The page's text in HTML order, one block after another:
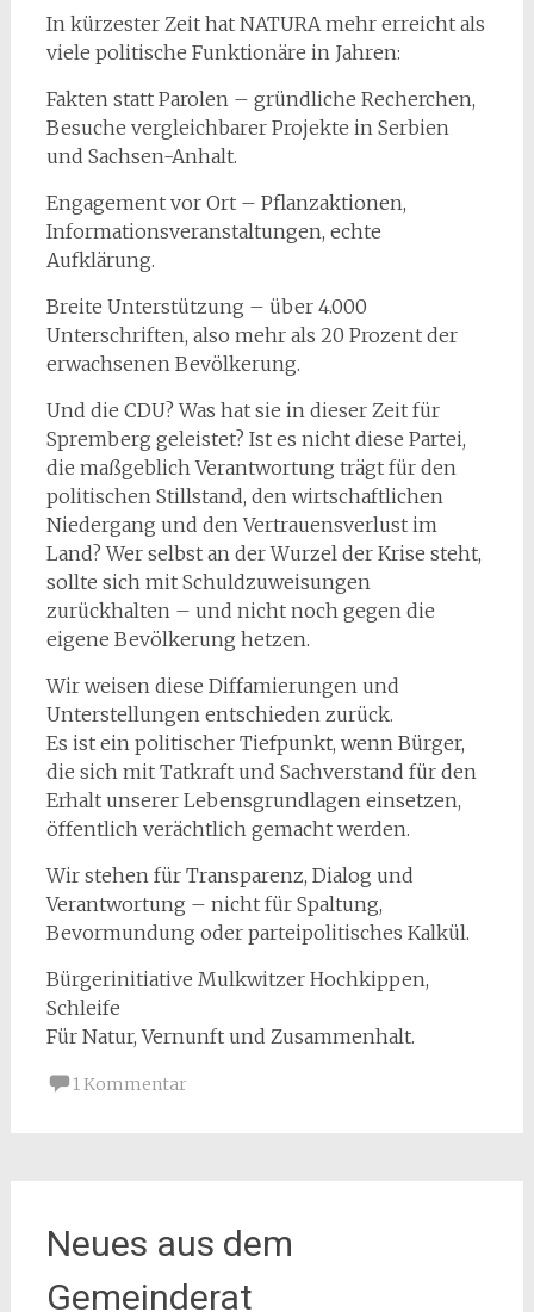
In kürzester Zeit hat NATURA mehr erreicht als
viele politische Funktionäre in Jahren:
Fakten statt Parolen – gründliche Recherchen,
Besuche vergleichbarer Projekte in Serbien
und Sachsen-Anhalt.
Engagement vor Ort – Pflanzaktionen,
Informationsveranstaltungen, echte
Aufklärung.
Breite Unterstützung – über 4.000
Unterschriften, also mehr als 20 Prozent der
erwachsenen Bevölkerung.
Und die CDU? Was hat sie in dieser Zeit für
Spremberg geleistet? Ist es nicht diese Partei,
die maßgeblich Verantwortung trägt für den
politischen Stillstand, den wirtschaftlichen
Niedergang und den Vertrauensverlust im
Land? Wer selbst an der Wurzel der Krise steht,
sollte sich mit Schuldzuweisungen
zurückhalten – und nicht noch gegen die
eigene Bevölkerung hetzen.
Wir weisen diese Diffamierungen und
Unterstellungen entschieden zurück.
Es ist ein politischer Tiefpunkt, wenn Bürger,
die sich mit Tatkraft und Sachverstand für den
Erhalt unserer Lebensgrundlagen einsetzen,
öffentlich verächtlich gemacht werden.
Wir stehen für Transparenz, Dialog und
Verantwortung – nicht für Spaltung,
Bevormundung oder parteipolitisches Kalkül.
Bürgerinitiative Mulkwitzer Hochkippen,
Schleife
Für Natur, Vernunft und Zusammenhalt.
1 Kommentar
Neues aus dem
Gemeinderat